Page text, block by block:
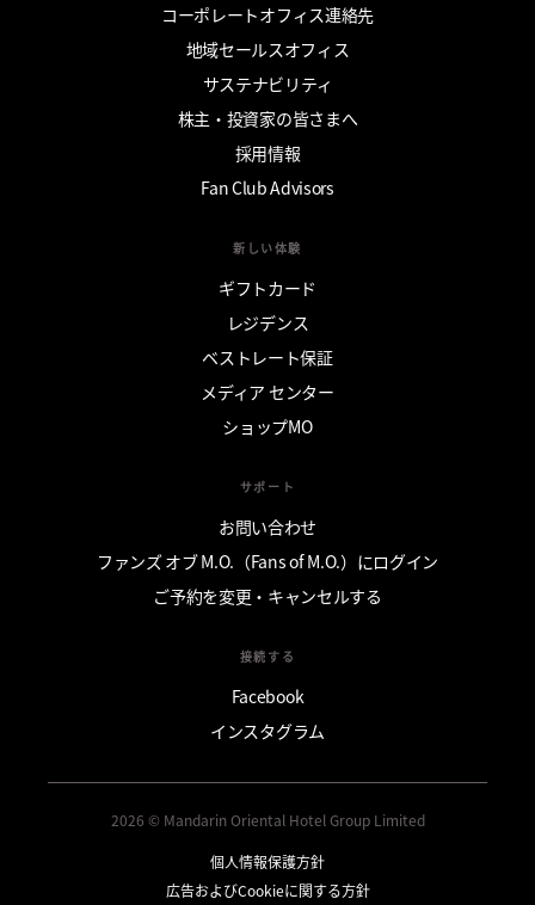
コーポレートオフィス連絡先
地域セールスオフィス
サステナビリティ
株主・投資家の皆さまへ
採用情報
Fan Club Advisors
新しい体験
ギフトカード
レジデンス
ベストレート保証
メディア センター
ショップMO
サポート
お問い合わせ
ファンズ オブ M.O.（Fans of M.O.）にログイン
ご予約を変更・キャンセルする
接続する
Facebook
インスタグラム
2026 © Mandarin Oriental Hotel Group Limited
個人情報保護方針
広告およびCookieに関する方針